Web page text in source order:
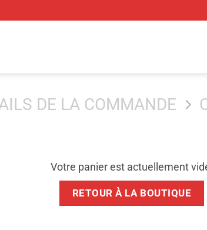
DE LA COMMANDE
Votre panier est actuellement
RETOUR À LA BOUTIQUE